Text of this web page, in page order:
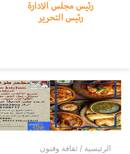
الرئيسية / ثقافة وفنون